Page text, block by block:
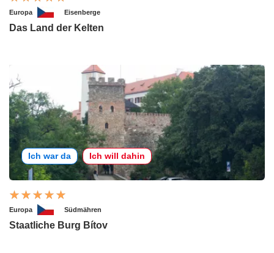
Europa Eisenberge
Das Land der Kelten
Ich war da Ich will dahin
Europa Südmähren
Staatliche Burg Bítov